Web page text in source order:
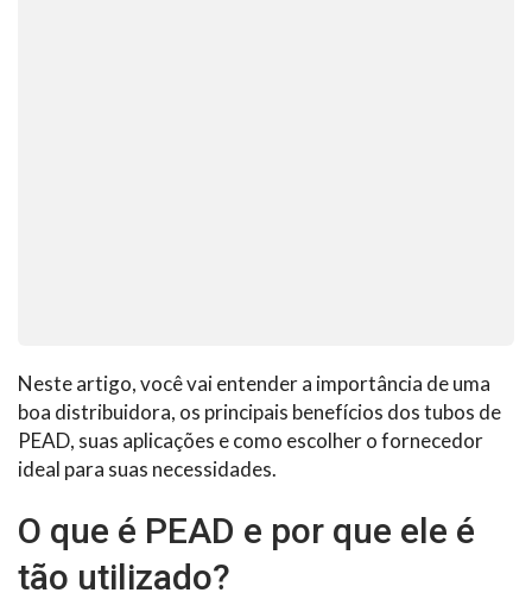
Neste artigo, você vai entender a importância de uma
boa distribuidora, os principais benefícios dos tubos de
PEAD, suas aplicações e como escolher o fornecedor
ideal para suas necessidades.
O que é PEAD e por que ele é
tão utilizado?